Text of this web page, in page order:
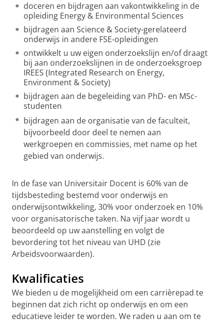
doceren en bijdragen aan vakontwikkeling in de
opleiding Energy & Environmental Sciences
bijdragen aan Science & Society-gerelateerd
onderwijs in andere FSE-opleidingen
ontwikkelt u uw eigen onderzoekslijn en/of draagt
bij aan onderzoekslijnen in de onderzoeksgroep
IREES (Integrated Research on Energy,
Environment & Society)
bijdragen aan de begeleiding van PhD- en MSc-
studenten
bijdragen aan de organisatie van de faculteit,
bijvoorbeeld door deel te nemen aan
werkgroepen en commissies, met name op het
gebied van onderwijs.
In de fase van Universitair Docent is 60% van de
tijdsbesteding bestemd voor onderwijs en
onderwijsontwikkeling, 30% voor onderzoek en 10%
voor organisatorische taken. Na vijf jaar wordt u
beoordeeld op uw aanstelling en volgt de
bevordering tot het niveau van UHD (zie
Arbeidsvoorwaarden).
Kwalificaties
We bieden u de mogelijkheid om een ​​carrièrepad te
beginnen dat zich richt op onderwijs en om een ​​
educatieve leider te worden. We raden u aan om te